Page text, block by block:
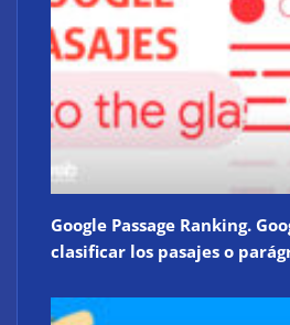
Google Passage Ranking.
clasificar los pasajes o